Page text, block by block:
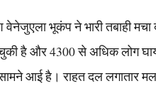
वेनेजुएला भूकंप ने भारी तबाही
चुकी है और 4300 से अधिक लोग
सामने आई है। राहत दल लगातार